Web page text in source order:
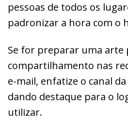
pessoas de todos os
padronizar a hora com o
Se for preparar uma arte
compartilhamento nas
e-mail, enfatize o canal
dando destaque para o
utilizar.